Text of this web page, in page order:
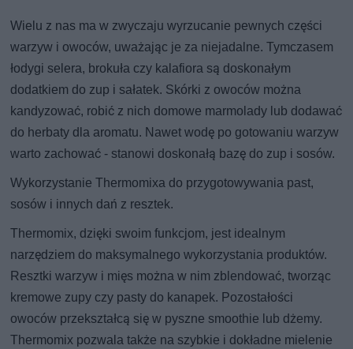
Wielu z nas ma w zwyczaju wyrzucanie pewnych części
warzyw i owoców, uważając je za niejadalne. Tymczasem
łodygi selera, brokuła czy kalafiora są doskonałym
dodatkiem do zup i sałatek. Skórki z owoców można
kandyzować, robić z nich domowe marmolady lub dodawać
do herbaty dla aromatu. Nawet wodę po gotowaniu warzyw
warto zachować - stanowi doskonałą bazę do zup i sosów.
Wykorzystanie Thermomixa do przygotowywania past,
sosów i innych dań z resztek.
Thermomix, dzięki swoim funkcjom, jest idealnym
narzędziem do maksymalnego wykorzystania produktów.
Resztki warzyw i mięs można w nim zblendować, tworząc
kremowe zupy czy pasty do kanapek. Pozostałości
owoców przekształcą się w pyszne smoothie lub dżemy.
Thermomix pozwala także na szybkie i dokładne mielenie